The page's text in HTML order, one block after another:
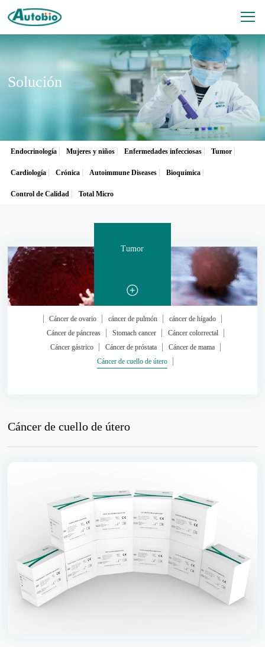
Solución
Endocrinología Mujeres y niños Enfermedades infecciosas Tumor
Cardiología Crónica Autoimmune Diseases Bioquímica
Control de Calidad Total Micro
Tumor
Cáncer de ovario cáncer de pulmón
cáncer de hígado
Cáncer de páncreas
Stomach cancer
Cáncer colorrectal
Cáncer gástrico
Cáncer de próstata
Cáncer de mama
Cáncer de cuello de útero
Cáncer de cuello de útero